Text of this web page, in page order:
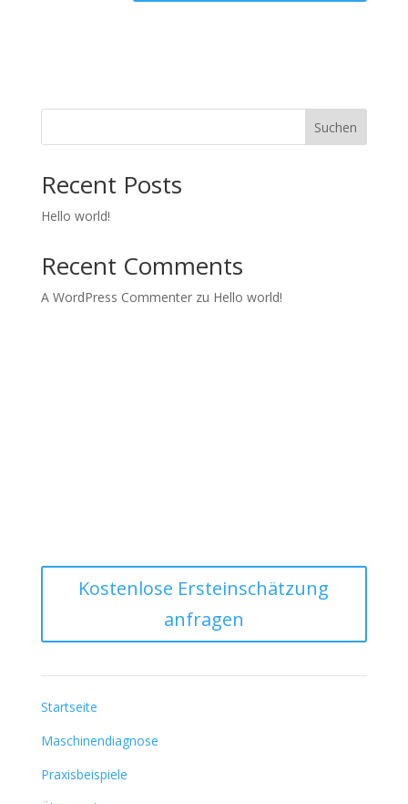
Suchen
Recent Posts
Hello world!
Recent Comments
A WordPress Commenterzu Hello world!
Kostenlose Ersteinschätzung
anfragen
Startseite
Maschinendiagnose
Praxisbeispiele